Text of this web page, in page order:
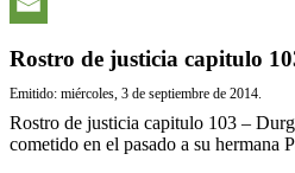
Rostro de justicia capitulo
Emitido: miércoles, 3 de septiembre de 2014.
Rostro de justicia capitulo 103 –
cometido en el pasado a su hermana